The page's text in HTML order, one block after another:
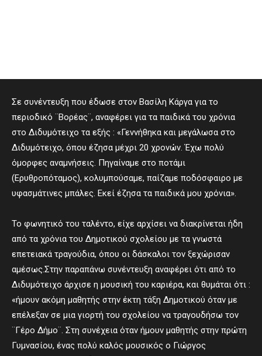
Σε συνέντευξη που έδωσε στον Βασίλη Κάργα για το
περιοδικό ¨Βορέας¨, αναφέρει για τα παιδικά του χρόνια
στο Διδυμότειχο τα εξής : «Γεννήθηκα και μεγάλωσα στο
Διδυμότειχο, όπου έζησα μέχρι 20 χρονών. Έχω πολύ
όμορφες αναμνήσεις. Πηγαίναμε στο ποτάμι
(Ερυθροπόταμος), κολυμπούσαμε, παίζαμε ποδόσφαιρο με
υφασμάτινες μπάλες. Εκεί έζησα τα παιδικά μου χρόνια».
Το φωνητικό του ταλέντο, είχε αρχίσει να διακρίνεται ήδη
από τα χρόνια του Δημοτικού σχολείου με τα γνωστά
επετειακά τραγούδια, όπου οι δάσκαλοι τον ξεχώρισαν
αμέσως.Στην παραπάνω συνέντευξη αναφέρει ότι από το
Διδυμότειχο άρχισε η μουσική του καριέρα, και θυμάται ότι :
«ήμουν ακόμη μαθητής στην έκτη τάξη Δημοτικού όταν με
επέλεξαν σε μια γιορτή του σχολείου να τραγουδήσω τον
¨Γέρο Δήμο¨. Στη συνέχεια όταν ήμουν μαθητής στην πρώτη
Γυμνασίου, ένας πολύ καλός μουσικός ο Γιώργος